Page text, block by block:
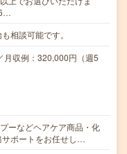
相談可能です。
月収例：320,000円（週5
ーなどヘアケア商品・化
サポートをお任せし…